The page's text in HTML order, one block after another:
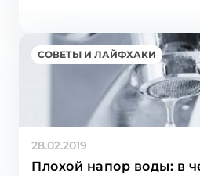
СОВЕТЫ И ЛАЙФХАКИ
28.02.2019
Плохой напор воды: в